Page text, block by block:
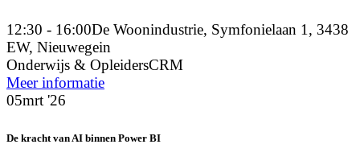
12:30 - 16:00De Woonindustrie, Symfonielaan 1, 3438
EW, Nieuwegein
Onderwijs & OpleidersCRM
Meer informatie
05mrt '26
De kracht van AI binnen Power BI